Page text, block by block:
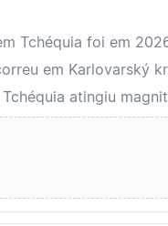
Tchéquia foi em
em Karlovarský
atingiu